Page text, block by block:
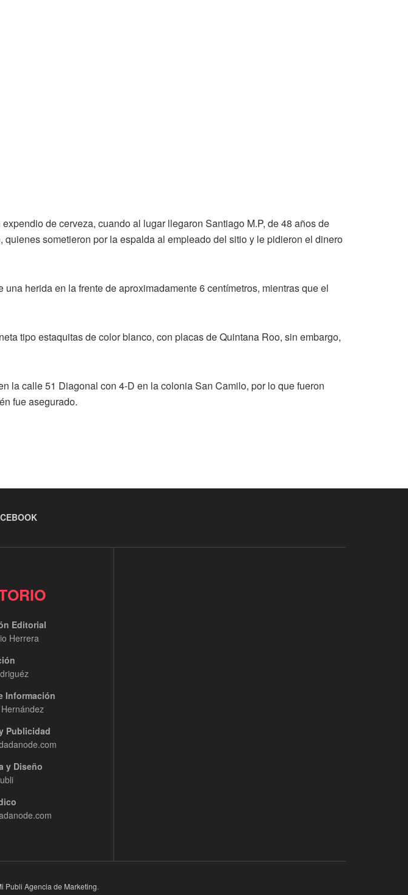
de cerveza, cuando al lugar llegaron Santiago M.P, de 48 años de
sometieron por la espalda al empleado del sitio y le pidieron el dinero
herida en la frente de aproximadamente 6 centímetros, mientras que el
tipo estaquitas de color blanco, con placas de Quintana Roo, sin embargo,
la calle 51 Diagonal con 4-D en la colonia San Camilo, por lo que fueron
fue asegurado.
Editorial
Herrera
Información
Publicidad
y Diseño
Publi Agencia de Marketing.